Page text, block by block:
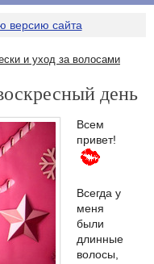
версию сайта
и уход за волосами
день
Всем
привет!
Всегда у
меня
были
длинные
волосы,